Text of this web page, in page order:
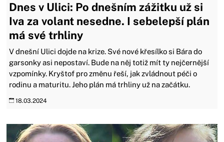
Dnes v Ulici: Po dnešním zážitku už si
Iva za volant nesedne. I sebelepší plán
má své trhliny
V dnešní Ulici dojde na krize. Své nové křesílko si Bára do
garsonky asi nepostaví. Bude na něj totiž mít ty nejčernější
vzpomínky. Kryštof pro změnu řeší, jak zvládnout péči o
rodinu a maturitu. Jeho plán má trhliny už na začátku.
18.03.2024